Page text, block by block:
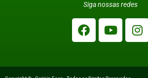
Siga nossas redes